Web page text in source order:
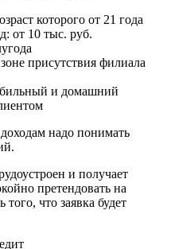
которого от 21 года
от 10 тыс. руб.
присутствия филиала
и домашний
надо понимать
и получает
претендовать на
того, что заявка будет